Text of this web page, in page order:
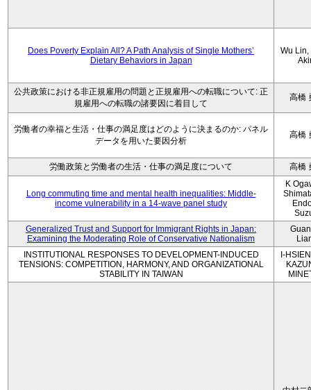
Does Poverty Explain All? A Path Analysis of Single Mothers’
Dietary Behaviors in Japan
Wu Lin,
公共政策における非正規雇用の問題と正規雇用への転職について: 正
規雇用への転職の諸要因に着目して
高橋
労働者の幸福と生活・仕事の満足度はどのように決まるのか: パネル
データを用いた要因分析
高橋
労働政策と労働者の生活・仕事の満足度について 高橋
Long commuting time and mental health inequalities: Middle-
income vulnerability in a 14-wave panel study
K
Generalized Trust and Support for Immigrant Rights in Japan:
Examining the Moderating Role of Conservative Nationalism
INSTITUTIONAL RESPONSES TO DEVELOPMENT-INDUCED
TENSIONS: COMPETITION, HARMONY, AND ORGANIZATIONAL
STABILITY IN TAIWAN
I-